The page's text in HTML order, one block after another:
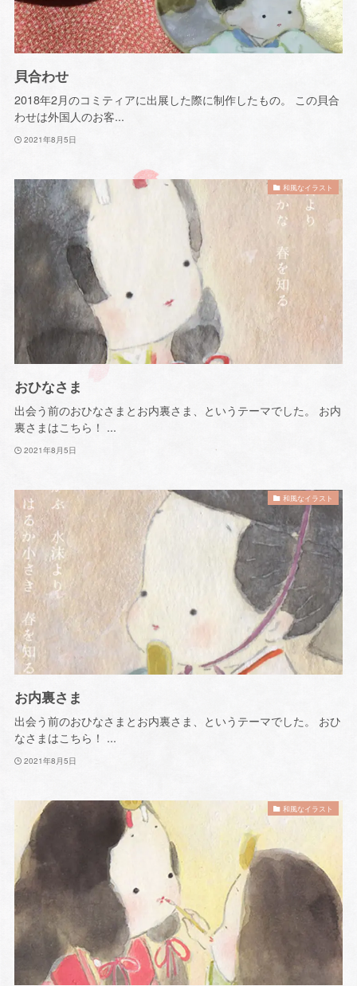
貝合わせ
2018年2月のコミティアに出展した際に制作したもの。 この貝合
わせは外国人のお客...
2021年8月5日
和風なイラスト
おひなさま
出会う前のおひなさまとお内裏さま、というテーマでした。 お内
裏さまはこちら！ ...
2021年8月5日
和風なイラスト
お内裏さま
出会う前のおひなさまとお内裏さま、というテーマでした。 おひ
なさまはこちら！ ...
2021年8月5日
和風なイラスト